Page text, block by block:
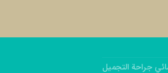
جراحة التجميل